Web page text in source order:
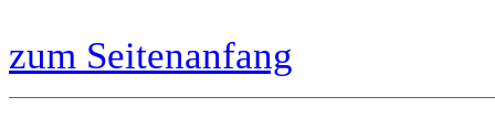
zum Seitenanfang